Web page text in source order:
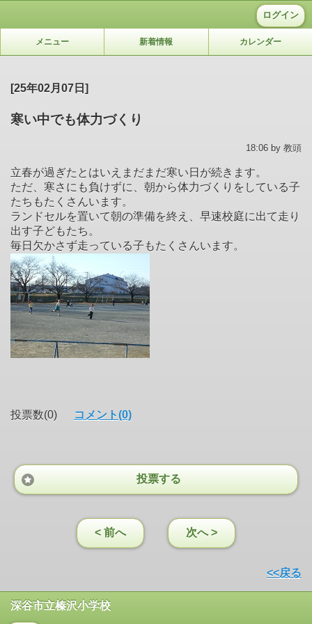
ログイン
メニュー 新着情報 カレンダー
[25年02月07日]
寒い中でも体力づくり
18:06 by 教頭
立春が過ぎたとはいえまだまだ寒い日が続きます。
ただ、寒さにも負けずに、朝から体力づくりをしている子
たちもたくさんいます。
ランドセルを置いて朝の準備を終え、早速校庭に出て走り
出す子どもたち。
毎日欠かさず走っている子もたくさんいます。
投票数(0) コメント(0)
投票する
< 前へ 次へ >
<<戻る
深谷市立榛沢小学校